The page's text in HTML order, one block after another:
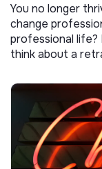
You no longer
change
professional
think about a